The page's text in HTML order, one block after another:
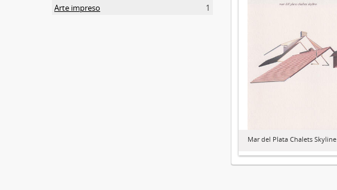
Arte impreso
1
Mar del Plata Chalets Skyline